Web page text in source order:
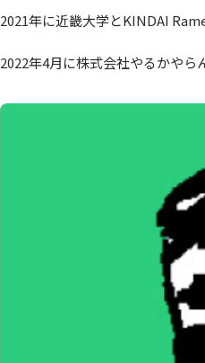
2021年に近畿大学とKINDAI
2022年4月に株式会社やるかやら